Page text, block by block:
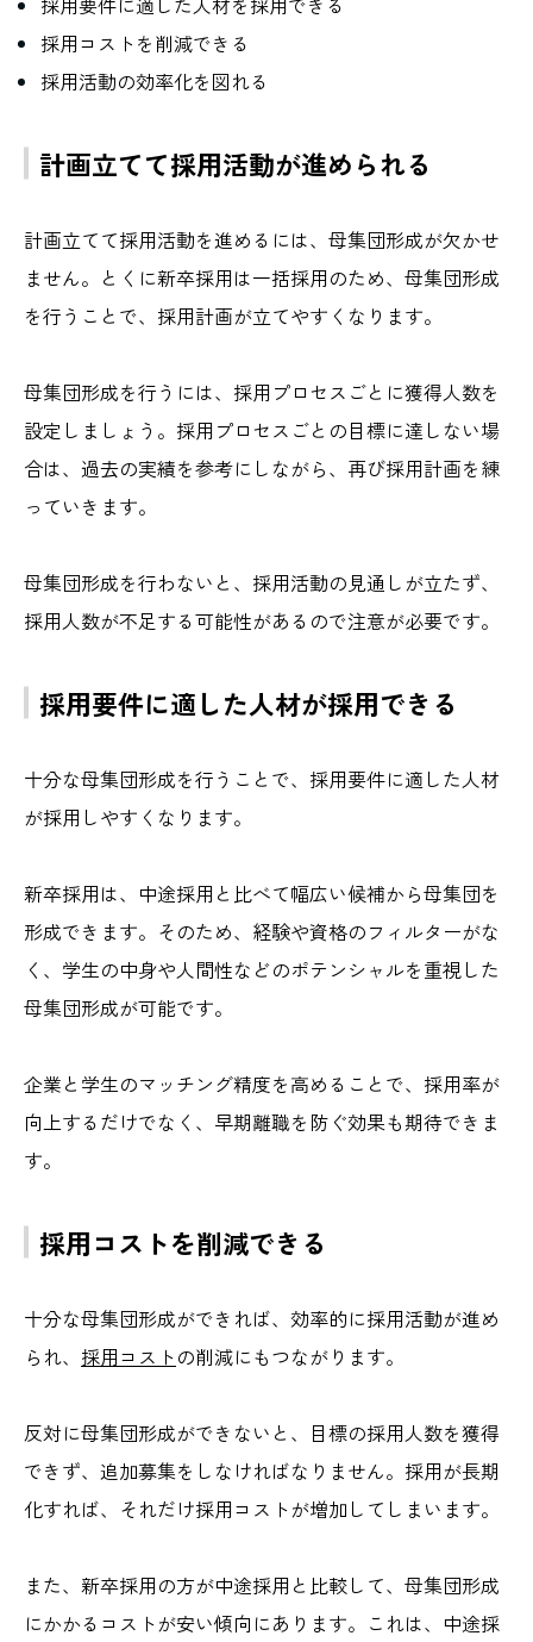
採用コストを削減できる
採用活動の効率化を図れる
計画立てて採用活動が進められる
計画立てて採用活動を進めるには、母集団形成が欠かせ
ません。とくに新卒採用は一括採用のため、母集団形成
を行うことで、採用計画が立てやすくなります。
母集団形成を行うには、採用プロセスごとに獲得人数を
設定しましょう。採用プロセスごとの目標に達しない場
合は、過去の実績を参考にしながら、再び採用計画を練
っていきます。
母集団形成を行わないと、採用活動の見通しが立たず、
採用人数が不足する可能性があるので注意が必要です。
採用要件に適した人材が採用できる
十分な母集団形成を行うことで、採用要件に適した人材
が採用しやすくなります。
新卒採用は、中途採用と比べて幅広い候補から母集団を
形成できます。そのため、経験や資格のフィルターがな
く、学生の中身や人間性などのポテンシャルを重視した
母集団形成が可能です。
企業と学生のマッチング精度を高めることで、採用率が
向上するだけでなく、早期離職を防ぐ効果も期待できま
す。
採用コストを削減できる
十分な母集団形成ができれば、効率的に採用活動が進め
られ、 採用コストの削減にもつながります。
反対に母集団形成ができないと、目標の採用人数を獲得
できず、追加募集をしなければなりません。採用が長期
化すれば、それだけ採用コストが増加してしまいます。
また、新卒採用の方が中途採用と比較して、母集団形成
にかかるコストが安い傾向にあります。これは、中途採